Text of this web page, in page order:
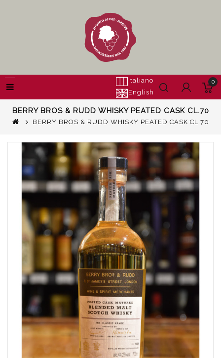
Italiano
English
0
BERRY BROS & RUDD WHISKY PEATED CASK CL.70
BERRY BROS & RUDD WHISKY PEATED CASK CL.70